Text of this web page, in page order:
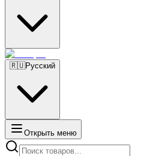
🇷🇺Русский
Открыть меню